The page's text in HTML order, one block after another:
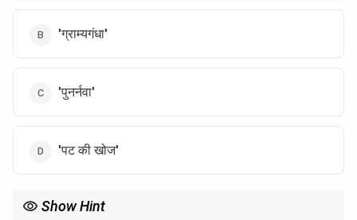
'ग्राम्यगंधा'
'पुनर्नवा'
'पट की खोज'
Show Hint